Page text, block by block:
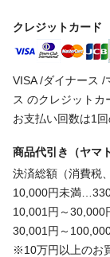
クレジットカード
VISA /ダイナース /
ス のクレジットカ
お支払い回数は1
商品代引き（ヤマ
決済総額（消費税
10,000円未満…330
10,001円～30,000
30,001円～100,000
※10万円以上のお